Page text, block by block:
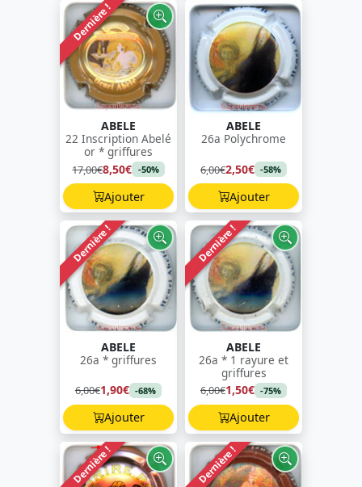
Dernière !
ABELE
22 Inscription Abelé
or * griffures
17,00€8,50€ -50%
Ajouter
ABELE
26a Polychrome
6,00€2,50€ -58%
Ajouter
Dernière !
ABELE
26a * griffures
6,00€1,90€ -68%
Ajouter
Dernière !
ABELE
26a * 1 rayure et
griffures
6,00€1,50€ -75%
Ajouter
Dernière ! Dernière !